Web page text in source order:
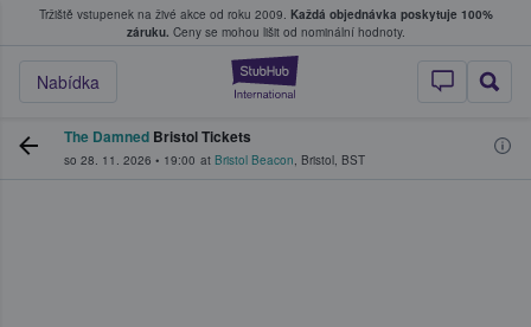
Tržiště vstupenek na živé akce od roku 2009. Každá objednávka poskytuje 100%
záruku. Ceny se mohou lišit od nominální hodnoty.
StubHub –
Nabídka
kde fanoušci kupují a prodávají vstupenky
The Damned Bristol Tickets
so 28. 11. 2026 • 19:00 at Bristol Beacon, Bristol, BST